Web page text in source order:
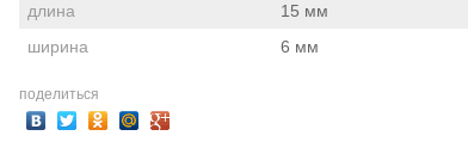
длина
15 мм
ширина
6 мм
поделиться